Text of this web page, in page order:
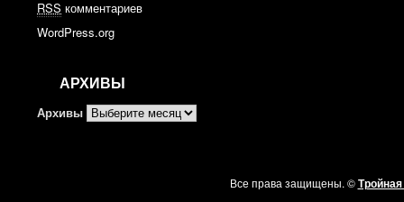
RSS комментариев
WordPress.org
АРХИВЫ
Архивы
Все права защищены. ©